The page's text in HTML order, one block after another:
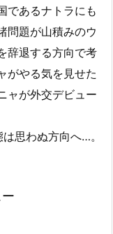
であるナトラにも
問題が山積みのウ
辞退する方向で考
がやる気を見せた
ャが外交デビュー
思わぬ方向へ…。